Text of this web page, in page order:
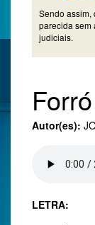
Sendo assim,
parecida sem
judiciais.
Autor(es):
LETRA: